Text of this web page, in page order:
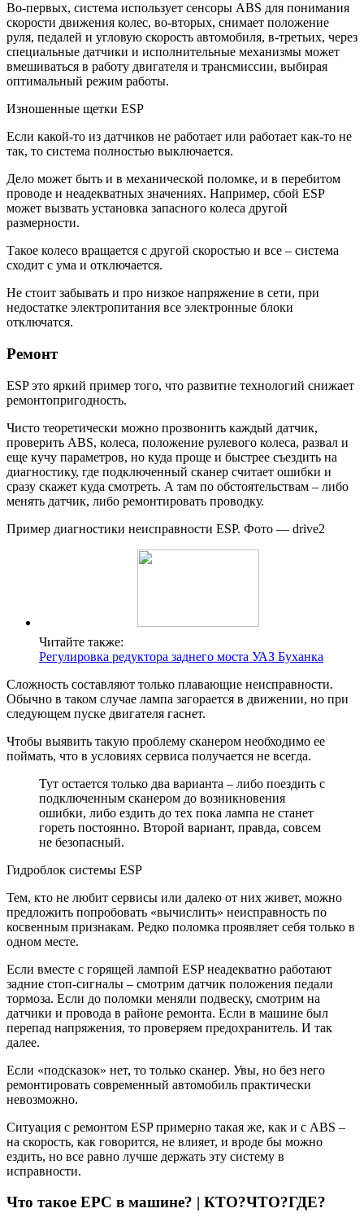
Во-первых, система использует сенсоры ABS для понимания
скорости движения колес, во-вторых, снимает положение
руля, педалей и угловую скорость автомобиля, в-третьих, через
специальные датчики и исполнительные механизмы может
вмешиваться в работу двигателя и трансмиссии, выбирая
оптимальный режим работы.
Изношенные щетки ESP
Если какой-то из датчиков не работает или работает как-то не
так, то система полностью выключается.
Дело может быть и в механической поломке, и в перебитом
проводе и неадекватных значениях. Например, сбой ESP
может вызвать установка запасного колеса другой
размерности.
Такое колесо вращается с другой скоростью и все – система
сходит с ума и отключается.
Не стоит забывать и про низкое напряжение в сети, при
недостатке электропитания все электронные блоки
отключатся.
Ремонт
ESP это яркий пример того, что развитие технологий снижает
ремонтопригодность.
Чисто теоретически можно прозвонить каждый датчик,
проверить ABS, колеса, положение рулевого колеса, развал и
еще кучу параметров, но куда проще и быстрее съездить на
диагностику, где подключенный сканер считает ошибки и
сразу скажет куда смотреть. А там по обстоятельствам – либо
менять датчик, либо ремонтировать проводку.
Пример диагностики неисправности ESP. Фото — drive2
Читайте также:
Регулировка редуктора заднего моста УАЗ Буханка
Сложность составляют только плавающие неисправности.
Обычно в таком случае лампа загорается в движении, но при
следующем пуске двигателя гаснет.
Чтобы выявить такую проблему сканером необходимо ее
поймать, что в условиях сервиса получается не всегда.
Тут остается только два варианта – либо поездить с
подключенным сканером до возникновения
ошибки, либо ездить до тех пока лампа не станет
гореть постоянно. Второй вариант, правда, совсем
не безопасный.
Гидроблок системы ESP
Тем, кто не любит сервисы или далеко от них живет, можно
предложить попробовать «вычислить» неисправность по
косвенным признакам. Редко поломка проявляет себя только в
одном месте.
Если вместе с горящей лампой ESP неадекватно работают
задние стоп-сигналы – смотрим датчик положения педали
тормоза. Если до поломки меняли подвеску, смотрим на
датчики и провода в районе ремонта. Если в машине был
перепад напряжения, то проверяем предохранитель. И так
далее.
Если «подсказок» нет, то только сканер. Увы, но без него
ремонтировать современный автомобиль практически
невозможно.
Ситуация с ремонтом ESP примерно такая же, как и с ABS –
на скорость, как говорится, не влияет, и вроде бы можно
ездить, но все равно лучше держать эту систему в
исправности.
Что такое EPC в машине? | КТО?ЧТО?ГДЕ?